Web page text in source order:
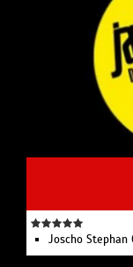
Joscho Stephan